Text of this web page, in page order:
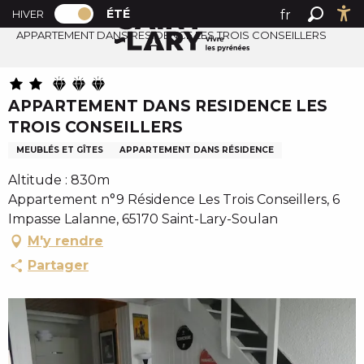
A
l
r
a
u
c
n
t
e
n
u
PAGE D’ACCUEIL ACTUELLE ÉTÉ : PASSER EN MODE
HIVER PAGE D’ACCUEIL ACTUELLE ÉTÉ :
ÉTÉ
fr
Accueil été
APPARTEMENT DANS RESIDENCE LES TROIS CONSEILLERS
APPARTEMENT DANS RESIDENCE LES
TROIS CONSEILLERS
MEUBLÉS ET GÎTES APPARTEMENT DANS RÉSIDENCE
Altitude : 830m
Appartement n°9 Résidence Les Trois Conseillers, 6
Impasse Lalanne, 65170 Saint-Lary-Soulan
M'y rendre
Partager